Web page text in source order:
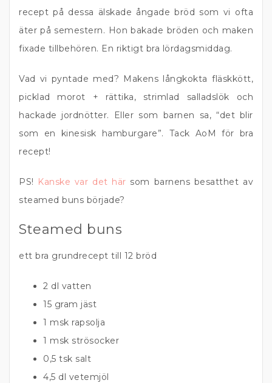
recept på dessa älskade ångade bröd som vi ofta
äter på semestern. Hon bakade bröden och maken
fixade tillbehören. En riktigt bra lördagsmiddag.
Vad vi pyntade med? Makens långkokta fläskkött,
picklad morot + rättika, strimlad salladslök och
hackade jordnötter. Eller som barnen sa, “det blir
som en kinesisk hamburgare”. Tack AoM för bra
recept!
PS! Kanske var det här som barnens besatthet av
steamed buns började?
Steamed buns
ett bra grundrecept till 12 bröd
2 dl vatten
15 gram jäst
1 msk rapsolja
1 msk strösocker
0,5 tsk salt
4,5 dl vetemjöl